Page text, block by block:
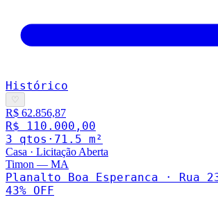
Histórico
♡
R$ 62.856,87
R$ 110.000,00
3 qtos · 71.5 m²
Casa · Licitação Aberta
Timon — MA
Planalto Boa Esperanca · Rua
43% OFF